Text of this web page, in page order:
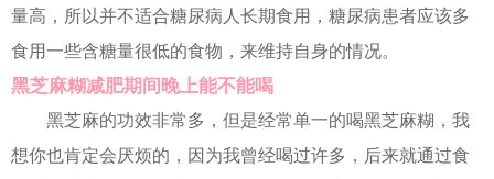
量高，所以并不适合糖尿病人长期食用，糖尿病患者应该多
食用一些含糖量很低的食物，来维持自身的情况。
黑芝麻糊减肥期间晚上能不能喝
黑芝麻的功效非常多，但是经常单一的喝黑芝麻糊，我
想你也肯定会厌烦的，因为我曾经喝过许多，后来就通过食